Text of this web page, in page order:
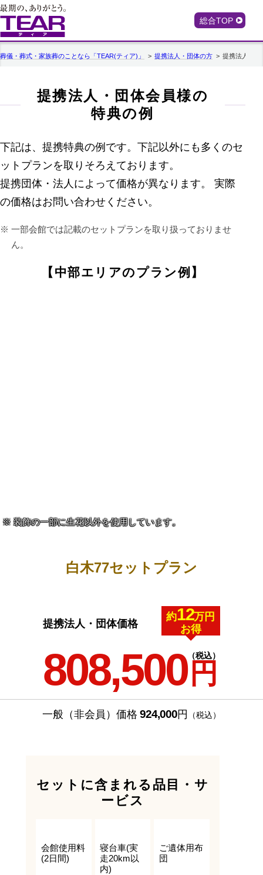
総合TOP
葬儀・葬式・家族葬のことなら「TEAR(ティア)」 提携法人・団体の方 提携法人・
提携法人・団体会員様の
特典の例
下記は、提携特典の例です。下記以外にも多くのセ
ットプランを取りそろえております。
提携団体・法人によって価格が異なります。 実際
の価格はお問い合わせください。
一部会館では記載のセットプランを取り扱っておりませ
ん。
【中部エリアのプラン例】
白木77セットプラン
提携法人・団体価格
808,500 円
（税込）
約12万円
お得
一般（非会員）価格 924,000円 （税込）
装飾の一部に生花以外を使用しています。
セットに含まれる品目・サ
ービス
会館使用料
(2日間)
寝台車(実
走20km以
内)
ご遺体用布
団